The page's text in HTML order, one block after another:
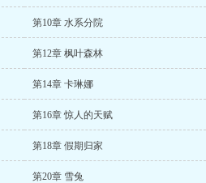
第10章 水系分院
第12章 枫叶森林
第14章 卡琳娜
第16章 惊人的天赋
第18章 假期归家
第20章 雪兔